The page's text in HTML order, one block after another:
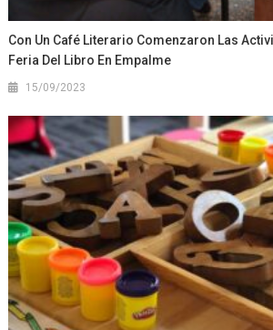
Con Un Café Literario Comenzaron Las
Feria Del Libro En Empalme
15/09/2023